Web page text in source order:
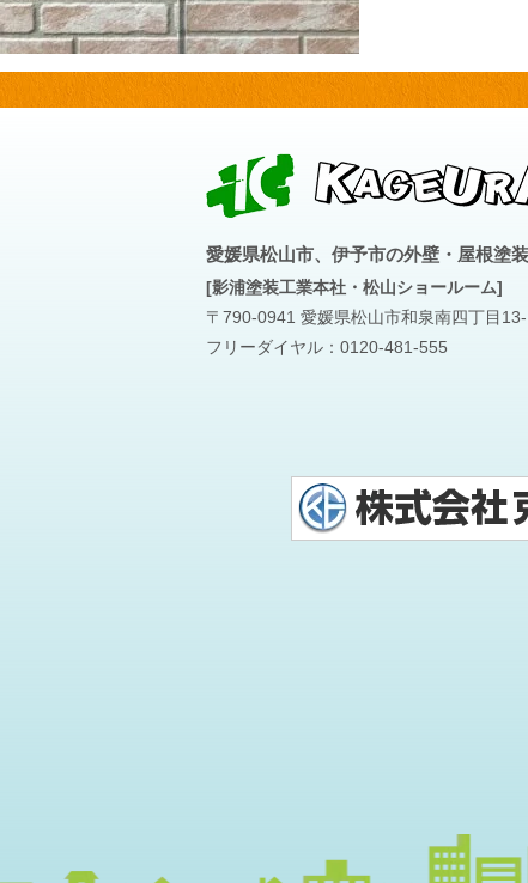
愛媛県松山市、伊予市の外壁・屋根塗
[影浦塗装工業本社・松山ショールーム]
〒790-0941 愛媛県松山市和泉南四丁目
フリーダイヤル： 0120-481-555